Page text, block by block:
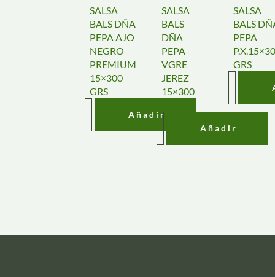
SALSA
BALS DÑA
PEPA AJO
NEGRO
PREMIUM
15×300
GRS
Añadir
SALSA
BALS
DÑA
PEPA
VGRE
JEREZ
15×300
Añadir
SALSA
BALS
PEPA
GRS